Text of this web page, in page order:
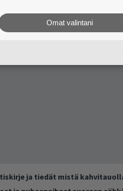
ja tiedät mistä
Omat valintani